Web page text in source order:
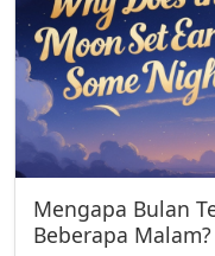
Mengapa Bulan
Beberapa Malam?